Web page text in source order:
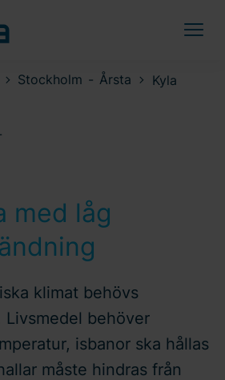
Stockholm - Årsta Kyla
med låg
klimat behövs
Livsmedel behöver
isbanor ska hållas
måste hindras från